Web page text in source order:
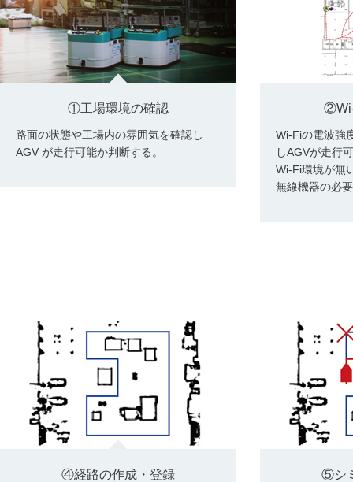
①工場環境の確認
路面の状態や工場内の雰囲気を確認し
AGV が走行可能か判断する。
Wi-Fiの電波強
しAGVが走行
Wi-Fi環境が無
無線機器の必
④経路の作成・登録 ⑤シ